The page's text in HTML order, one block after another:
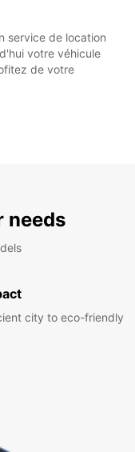
service de location
votre véhicule
de votre
needs
city to eco-friendly